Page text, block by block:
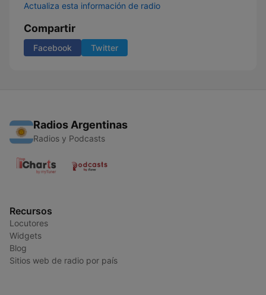
Actualiza esta información de radio
Compartir
Facebook Twitter
Radios Argentinas
Radios y Podcasts
Recursos
Locutores
Widgets
Blog
Sitios web de radio por país